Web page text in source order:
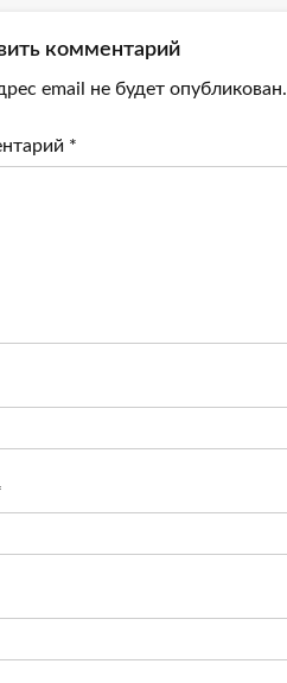
комментарий
email не будет опубликован.
*